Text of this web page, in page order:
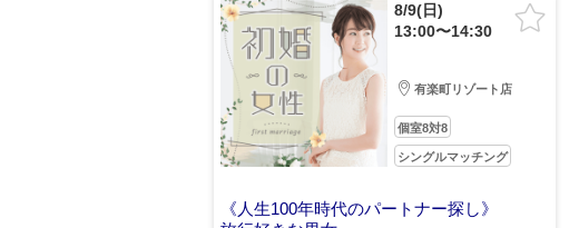
8/9(日)
13:00〜14:30
有楽町リゾート店
個室8対8
シングルマッチング
《人生100年時代のパートナー探し》